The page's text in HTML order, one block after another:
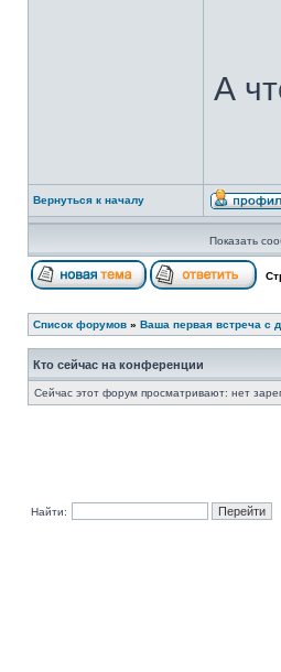
А
Вернуться к началу
Показать
Список форумов » Ваша первая встреча с
Кто сейчас на конференции
Сейчас этот форум просматривают: нет
Найти: